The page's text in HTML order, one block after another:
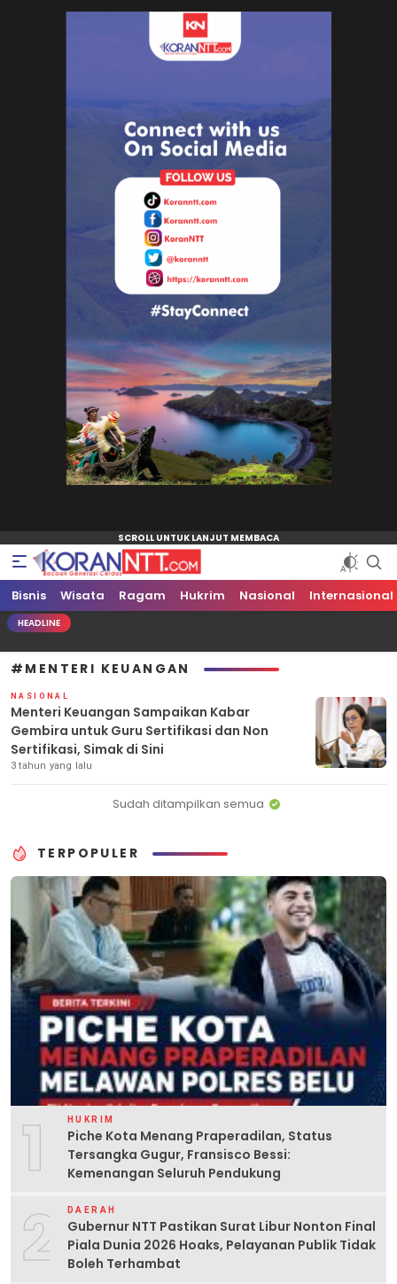
Koran NTT
Bacaan Generasi Cerdas
Bisnis Wisata Ragam Hukrim Nasional Internasional
HEADLINE
#MENTERI KEUANGAN
NASIONAL
Menteri Keuangan Sampaikan Kabar
Gembira untuk Guru Sertifikasi dan Non
Sertifikasi, Simak di Sini
3 tahun yang lalu
Sudah ditampilkan semua
TERPOPULER
1 HUKRIM
Piche Kota Menang Praperadilan, Status
Tersangka Gugur, Fransisco Bessi:
Kemenangan Seluruh Pendukung
2 DAERAH
Gubernur NTT Pastikan Surat Libur Nonton Final
Piala Dunia 2026 Hoaks, Pelayanan Publik Tidak
Boleh Terhambat